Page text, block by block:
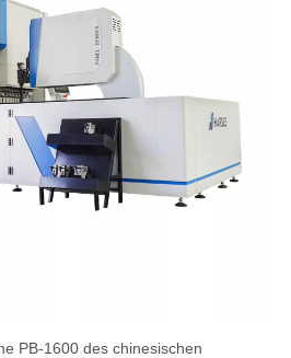
PB-1600 des chinesischen